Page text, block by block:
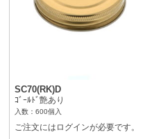
SC70(RK)D
ｺﾞｰﾙﾄﾞ艶あり
入数：600個入
ご注文にはログインが必要です。